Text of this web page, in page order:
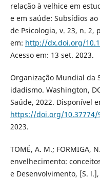
relação à velhice em
e em saúde: Subsídios
de Psicologia, v. 23, n. 2,
em: http://dx.doi.org/
Acesso em: 13 set. 2023.
Organização Mundial da
idadismo. Washington,
Saúde, 2022. Disponível
https://doi.org/10.37774/
2023.
TOMÉ, A. M.; FORMIGA,
envelhecimento:
e Desenvolvimento, [S.